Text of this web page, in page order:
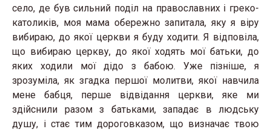
село, де був сильний поділ на православних і греко-
католиків, моя мама обережно запитала, яку я віру
вибираю, до якої церкви я буду ходити. Я відповіла,
що вибираю церкву, до якої ходять мої батьки, до
яких ходили мої дідо з бабою. Уже пізніше, я
зрозуміла, як згадка першої молитви, якої навчила
мене бабця, перше відвідання церкви, яке ми
здійснили разом з батьками, западає в людську
душу, і стає тим дороговказом, що визначає твою